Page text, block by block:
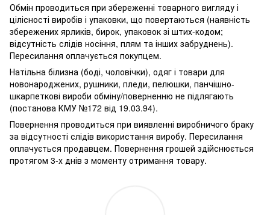
Обмін проводиться при збереженні товарного вигляду і
цілісності виробів і упаковки, що повертаються (наявність
збережених ярликів, бирок, упаковок зі штих-кодом;
відсутність слідів носіння, плям та інших забруднень).
Пересилання оплачується покупцем.
Натільна білизна (боді, чоловічки), одяг і товари для
новонароджених, рушники, пледи, пелюшки, панчішно-
шкарпеткові вироби обміну/поверненню не підлягають
(постанова КМУ №172 від 19.03.94).
Повернення проводиться при виявленні виробничого браку
за відсутності слідів використання виробу. Пересилання
оплачується продавцем. Повернення грошей здійснюється
протягом 3-х днів з моменту отримання товару.